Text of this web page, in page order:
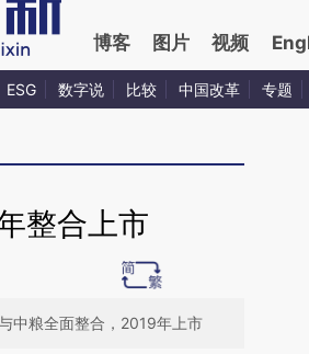
博客 图片 视频
ESG 数字说 比较 中国改革 专题
整合上市
中粮全面整合，2019年上市